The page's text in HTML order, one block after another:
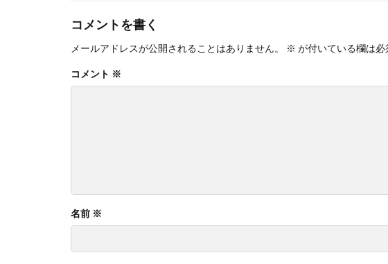
コメントを書く
メールアドレスが公開されることはありません。 ※ が付いている欄は必
コメント ※
名前 ※